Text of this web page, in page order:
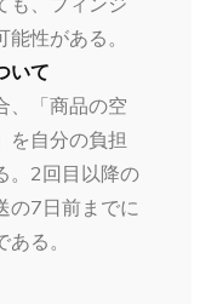
性がある。
いて
、「商品の空
を自分の負担
。2回目以降の
の7日前までに
る。